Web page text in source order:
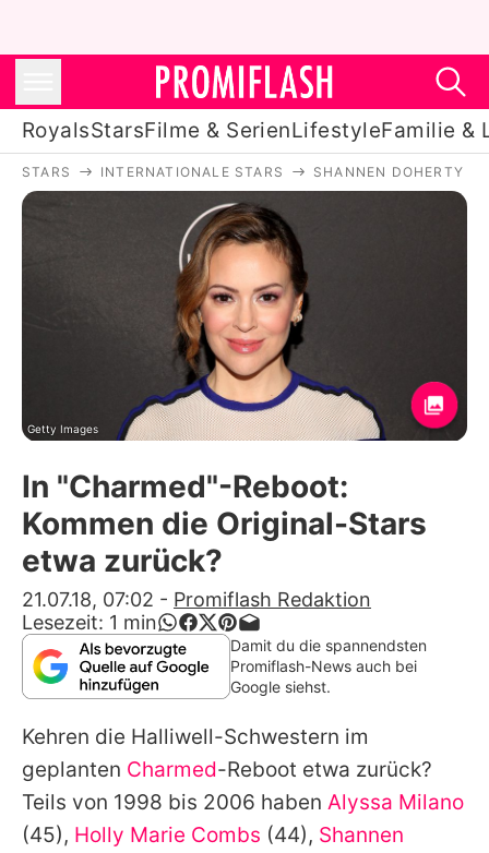
RoyalsStarsFilme & SerienLifestyleFamilie &
Royals
Stars
Filme & Serien
Lifestyle
Familie & Liebe
Promiflash Exklusiv
Alle Themen auf Promiflash
Jobs
App runterladen
Team
Redaktionelle Richtlinien
Impressum
Datenschutzerklärung
Nutzungsbedingungen
STARS INTERNATIONALE STARS SHANNEN DOHERTY
Getty Images
In "Charmed"-Reboot:
Kommen die Original-Stars
etwa zurück?
21.07.18, 07:02 - Promiflash Redaktion
Lesezeit: 1 min
Damit du die spannendsten
Promiflash-News auch bei
Google siehst.
Kehren die Halliwell-Schwestern im
geplanten Charmed-Reboot etwa zurück?
Teils von 1998 bis 2006 haben Alyssa Milano
(45), Holly Marie Combs (44), Shannen